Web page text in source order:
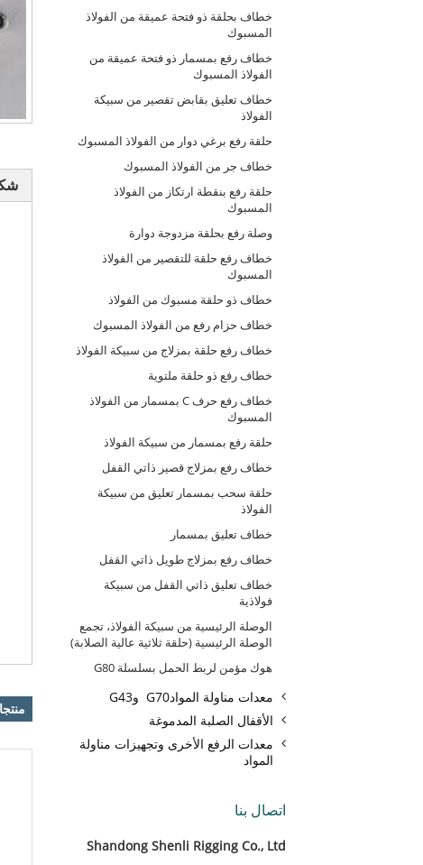
خطاف بحلقة ذو فتحة عميقة من الفولاذ
المسبوك
خطاف رفع بمسمار ذو فتحة عميقة من
الفولاذ المسبوك
خطاف تعليق بقابض تقصير من سبيكة
الفولاذ
حلقة رفع برغي دوار من الفولاذ المسبوك
خطاف جر من الفولاذ المسبوك
حلقة رفع بنقطة ارتكاز من الفولاذ
المسبوك
وصلة رفع بحلقة مزدوجة دوارة
خطاف رفع حلقة للتقصير من الفولاذ
المسبوك
خطاف ذو حلقة مسبوك من الفولاذ
خطاف حزام رفع من الفولاذ المسبوك
خطاف رفع حلقة بمزلاج من سبيكة الفولاذ
خطاف رفع ذو حلقة ملتوية
خطاف رفع حرف C بمسمار من الفولاذ
المسبوك
حلقة رفع بمسمار من سبيكة الفولاذ
خطاف رفع بمزلاج قصير ذاتي القفل
حلقة سحب بمسمار تعليق من سبيكة
الفولاذ
خطاف تعليق بمسمار
خطاف رفع بمزلاج طويل ذاتي القفل
خطاف تعليق ذاتي القفل من سبيكة
فولاذية
الوصلة الرئيسية من سبيكة الفولاذ، تجمع
الوصلة الرئيسية (حلقة ثلاثية عالية الصلابة)
هوك مؤمن لربط الحمل بسلسلة G80
معدات مناولة الموادG70 وG43
الأقفال الصلبة المدموغة
معدات الرفع الأخرى وتجهيزات مناولة
المواد
اتصال بنا
Shandong Shenli Rigging Co., Ltd